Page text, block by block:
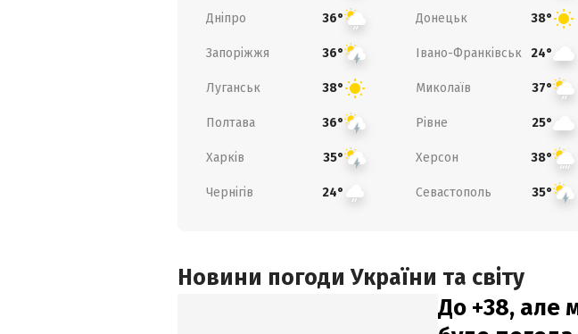
Дніпро 36° Донецьк 38°
Запоріжжя 36° Івано-Франківськ 24°
Луганськ 38° Миколаїв 37°
Полтава 36° Рівне 25°
Харків 35° Херсон 38°
Чернігів 24° Севастополь 35°
Новини погоди України та світу
До +38, але